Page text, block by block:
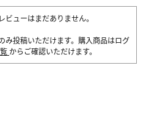
ューはまだありません。
み投稿いただけます。購入商品はログ
からご確認いただけます。